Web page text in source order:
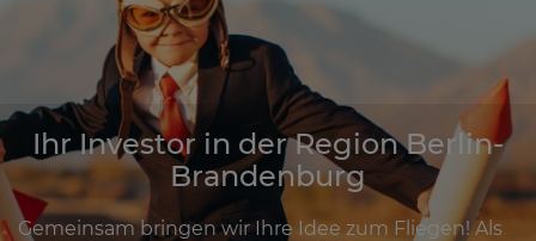
Investment erhalten
Mezzanine
Co-Investor werden
Ihr Investor in der Region Berlin-
Brandenburg
Gemeinsam bringen wir Ihre Idee zum Fliegen! Als